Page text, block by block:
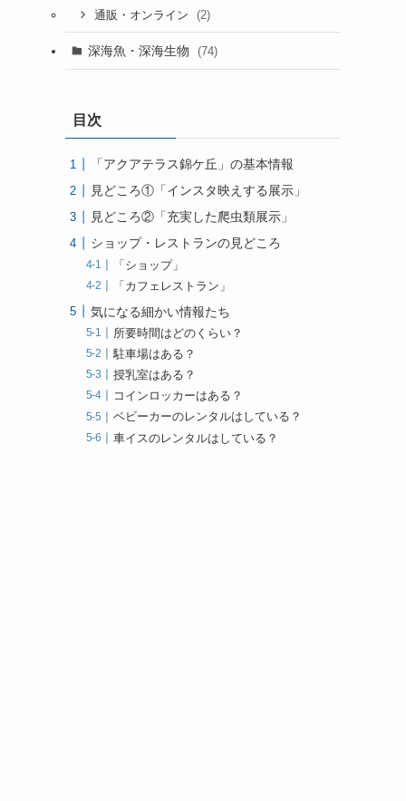
通販・オンライン (2)
深海魚・深海生物 (74)
目次
「アクアテラス錦ケ丘」の基本情報
見どころ①「インスタ映えする展示」
見どころ②「充実した爬虫類展示」
ショップ・レストランの見どころ
「ショップ」
「カフェレストラン」
気になる細かい情報たち
所要時間はどのくらい？
駐車場はある？
授乳室はある？
コインロッカーはある？
ベビーカーのレンタルはしている？
車イスのレンタルはしている？